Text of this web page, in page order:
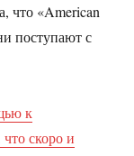
что «American
поступают с
к
скоро и